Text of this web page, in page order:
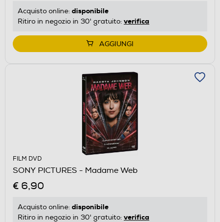
Acquisto online: disponibile
Ritiro in negozio in 30' gratuito: verifica
AGGIUNGI
FILM DVD
SONY PICTURES - Madame Web
€ 6,90
Acquisto online: disponibile
Ritiro in negozio in 30' gratuito: verifica